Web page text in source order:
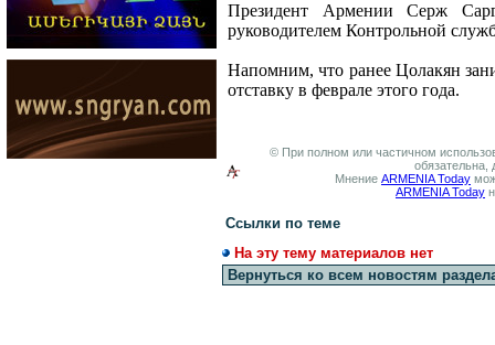
Президент Армении Серж
руководителем Контрольной
Напомним, что ранее Цолакян
отставку в феврале этого года.
© При полном или частичном
обязательна,
Мнение ARMENIA Today
ARMENIA Today
Ссылки по теме
На эту тему материалов нет
Вернуться ко всем новостям